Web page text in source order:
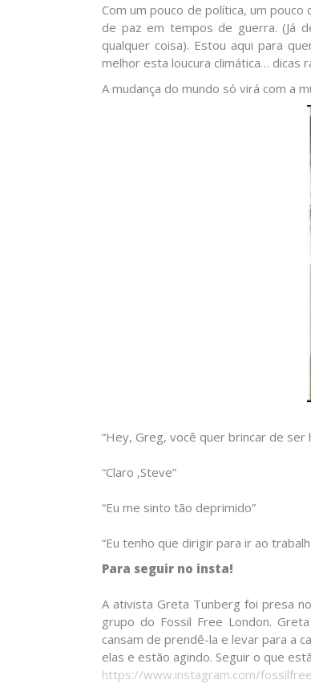
Com um pouco de política, um pouco
de paz em tempos de guerra. (Já
qualquer coisa). Estou aqui para
melhor esta loucura climática… dicas
A mudança do mundo só virá com a
“Hey, Greg, você quer brincar de ser
“Claro ,Steve”
“Eu me sinto tão deprimido”
“Eu tenho que dirigir para ir ao
Para seguir no insta!
A ativista Greta Tunberg foi presa
grupo do Fossil Free London.
cansam de prendê-la e levar para a
elas e estão agindo. Seguir o que
https://www.instagram.com/